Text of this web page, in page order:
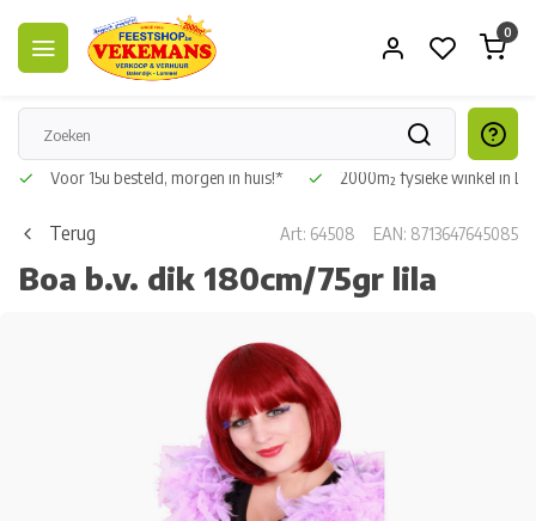
0
Voor 15u besteld, morgen in huis!* 2000m² fysieke winkel in
Terug Art: 64508 EAN: 8713647645085
Boa b.v. dik 180cm/75gr lila